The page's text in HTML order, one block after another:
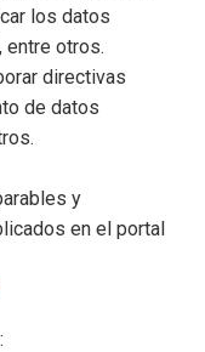
los datos
entre otros.
directivas
de datos
y
en el portal